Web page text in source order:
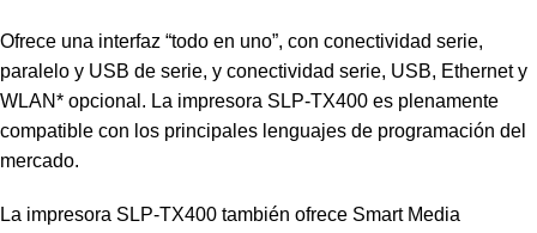
Ofrece una interfaz “todo en uno”, con conectividad serie,
paralelo y USB de serie, y conectividad serie, USB, Ethernet y
WLAN* opcional. La impresora SLP-TX400 es plenamente
compatible con los principales lenguajes de programación del
mercado.
La impresora SLP-TX400 también ofrece Smart Media